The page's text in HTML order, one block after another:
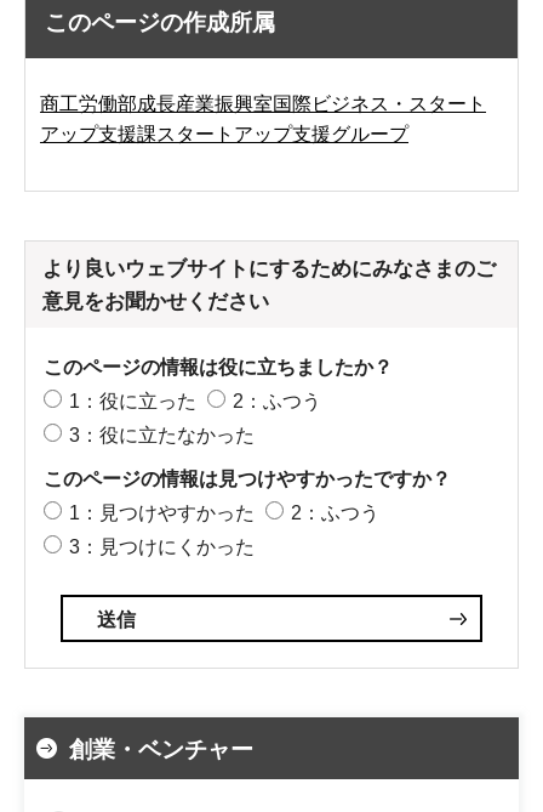
このページの作成所属
商工労働部成長産業振興室国際ビジネス・スタート
アップ支援課スタートアップ支援グループ
より良いウェブサイトにするためにみなさまのご
意見をお聞かせください
このページの情報は役に立ちましたか？
1：役に立った
2：ふつう
3：役に立たなかった
このページの情報は見つけやすかったですか？
1：見つけやすかった
2：ふつう
3：見つけにくかった
創業・ベンチャー